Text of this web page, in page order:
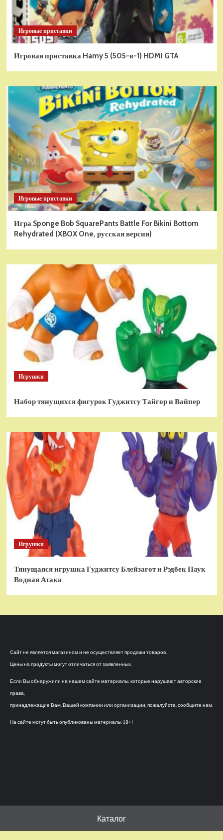
Игровые приставки
Игровая приставка Hamy 5 (505-в-1) HDMI GTA
Игровые приставки
Игра Sponge Bob SquarePants Battle For Bikini Bottom
Rehydrated (XBOX One, русская версия)
Игрушки
Набор тянущихся фигурок Гуджитсу Тайгор и Вайпер
Игрушки
Тянущаяся игрушка Гуджитсу Блейзагот и Рэдбек Паук
Водная Атака
Сайт не является магазином и не осуществляет продажи товаров.
Цены на продукты могут отличаться от заявленных.
Если Вы обнаружили на нашем сайте материалы, которые нарушают авторские
права,
принадлежащие Вам, Вашей компании или организации, пожалуйста, сообщите нам.
На сайте могут быть опубликованы материалы 18+!
Каталог